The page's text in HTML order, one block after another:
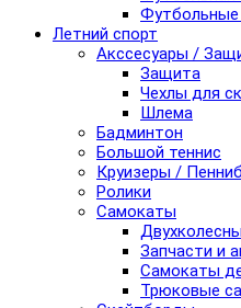
Летний спорт
Акссесуары /
Защита
Чехлы для
Шлема
Бадминтон
Большой теннис
Круизеры /
Ролики
Самокаты
Запчасти и
Самокаты
Трюковые